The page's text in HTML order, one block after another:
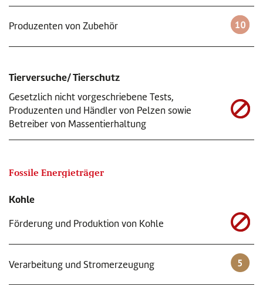
Produzenten von Zubehör
Tierversuche/ Tierschutz
Gesetzlich nicht vorgeschriebene Tests,
Produzenten und Händler von Pelzen sowie
Betreiber von Massentierhaltung
Fossile Energieträger
Kohle
Förderung und Produktion von Kohle
Verarbeitung und Stromerzeugung